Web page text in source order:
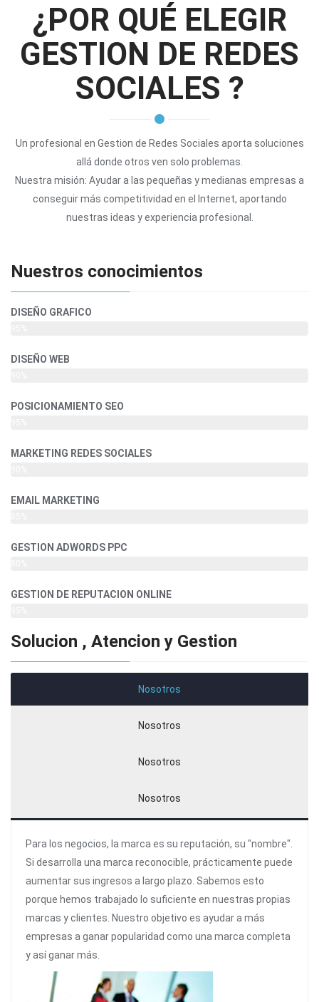
¿POR QUÉ ELEGIR
GESTION DE REDES
SOCIALES ?
Un profesional en Gestion de Redes Sociales aporta soluciones
allá donde otros ven solo problemas.
Nuestra misión: Ayudar a las pequeñas y medianas empresas a
conseguir más competitividad en el Internet, aportando
nuestras ideas y experiencia profesional.
Nuestros conocimientos
DISEÑO GRAFICO
DISEÑO WEB
POSICIONAMIENTO SEO
MARKETING REDES SOCIALES
EMAIL MARKETING
GESTION ADWORDS PPC
GESTION DE REPUTACION ONLINE
Solucion , Atencion y Gestion
Nosotros
Nosotros
Nosotros
Nosotros
Para los negocios, la marca es su reputación, su "nombre".
Si desarrolla una marca reconocible, prácticamente puede
aumentar sus ingresos a largo plazo. Sabemos esto
porque hemos trabajado lo suficiente en nuestras propias
marcas y clientes. Nuestro objetivo es ayudar a más
empresas a ganar popularidad como una marca completa
y así ganar más.